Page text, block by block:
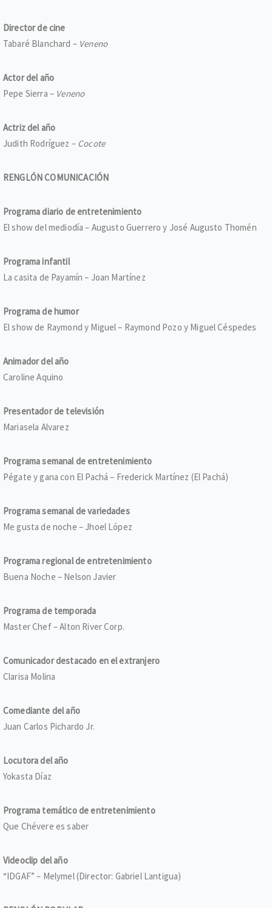
Director de cine
Tabaré Blanchard – Veneno
Actor del año
Pepe Sierra – Veneno
Actriz del año
Judith Rodríguez – Cocote
RENGLÓN COMUNICACIÓN
Programa diario de entretenimiento
El show del mediodía – Augusto Guerrero y José Augusto Thomén
Programa infantil
La casita de Payamín – Joan Martínez
Programa de humor
El show de Raymond y Miguel – Raymond Pozo y Miguel Céspedes
Animador del año
Caroline Aquino
Presentador de televisión
Mariasela Alvarez
Programa semanal de entretenimiento
Pégate y gana con El Pachá – Frederick Martínez (El Pachá)
Programa semanal de variedades
Me gusta de noche – Jhoel López
Programa regional de entretenimiento
Buena Noche – Nelson Javier
Programa de temporada
Master Chef – Alton River Corp.
Comunicador destacado en el extranjero
Clarisa Molina
Comediante del año
Juan Carlos Pichardo Jr.
Locutora del año
Yokasta Díaz
Programa temático de entretenimiento
Que Chévere es saber
Videoclip del año
“IDGAF” – Melymel (Director: Gabriel Lantigua)